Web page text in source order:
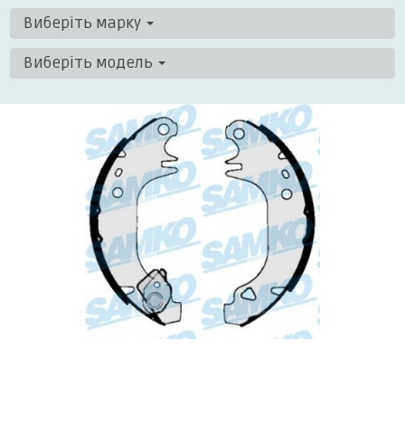
Виберіть марку
Виберіть модель